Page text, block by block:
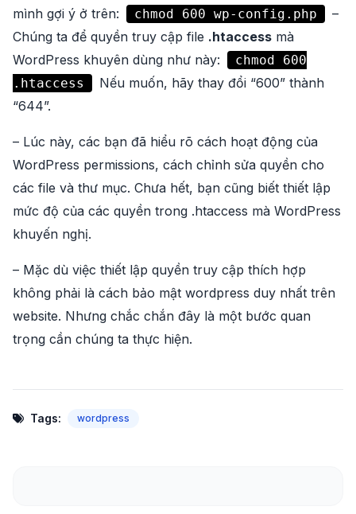
mình gợi ý ở trên:
chmod 600 wp-config.php
–
Chúng ta để quyền truy cập file .htaccess mà
WordPress khuyên dùng như này:
chmod 600
.htaccess
Nếu muốn, hãy thay đổi “600” thành
“644”.
– Lúc này, các bạn đã hiểu rõ cách hoạt động của
WordPress permissions, cách chỉnh sửa quyền cho
các file và thư mục. Chưa hết, bạn cũng biết thiết lập
mức độ của các quyền trong .htaccess mà WordPress
khuyến nghị.
– Mặc dù việc thiết lập quyền truy cập thích hợp
không phải là cách bảo mật wordpress duy nhất trên
website. Nhưng chắc chắn đây là một bước quan
trọng cần chúng ta thực hiện.
Tags: wordpress